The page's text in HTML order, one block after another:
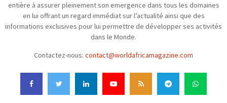
entière à assurer pleinement son emergence dans tous les domaines
en lui offrant un regard immédiat sur l’actualité ainsi que des
informations exclusives pour lui permettre de développer ses activités
dans le Monde.
Contactez-nous: contact@worldafricamagazine.com